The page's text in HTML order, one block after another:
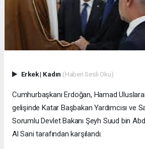
Erkek| Kadın (Haberi Sesli Oku)
Cumhurbaşkanı Erdoğan, Hamad
gelişinde Katar Başbakan Yardımcısı ve
Sorumlu Devlet Bakanı Şeyh Suud bin
Al Sani tarafından karşılandı.